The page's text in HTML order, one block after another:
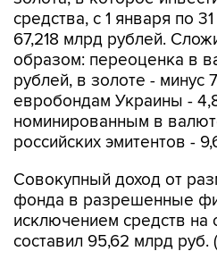
средства, с 1 января по
67,218 млрд рублей.
образом: переоценка в
рублей, в золоте - минус
евробондам Украины -
номинированным в
российских эмитентов -
Совокупный доход от
фонда в разрешенные
исключением средств на
составил 95,62 млрд руб.